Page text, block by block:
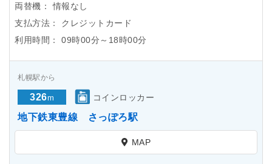
両替機：
情報なし
支払方法：
クレジットカード
利用時間：
09時00分～18時00分
札幌駅から
326m コインロッカー
地下鉄東豊線 さっぽろ駅
MAP